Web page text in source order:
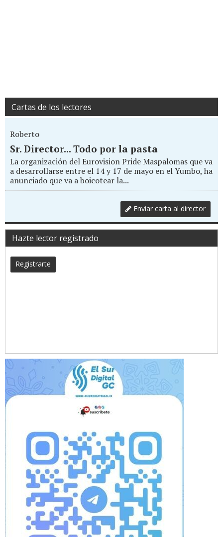
Cartas de los lectores
Roberto
Sr. Director... Todo por la pasta
La organización del Eurovision Pride Maspalomas que va
a desarrollarse entre el 14 y 17 de mayo en el Yumbo, ha
anunciado que va a boicotear la...
Enviar carta al director
Hazte lector registrado
Registrarte